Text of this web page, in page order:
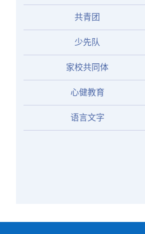
共青团
少先队
家校共同体
心健教育
语言文字